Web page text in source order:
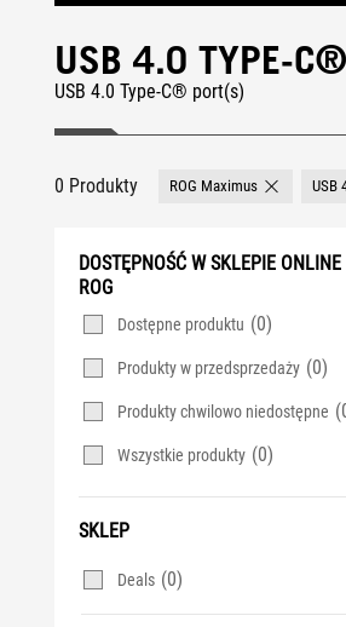
USB 4.0 TYPE-C®
USB 4.0 Type-C® port(s)
0 Produkty ROG Maximus RemoveUSB
DOSTĘPNOŚĆ W SKLEPIE ONLINE
ROG
Dostępne produktu (0)
Produkty w przedsprzedaży (0)
Produkty chwilowo niedostępne
Wszystkie produkty (0)
SKLEP
Deals (0)